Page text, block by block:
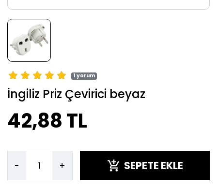
1 yorum
İngiliz Priz Çevirici beyaz
42,88 TL
- + SEPETE EKLE